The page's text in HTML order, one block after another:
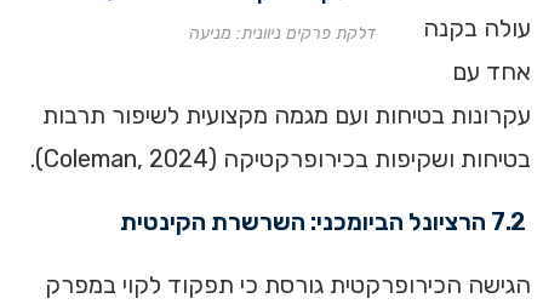
דלקת פרקים ניוונית: מניעה
עולה בקנה
אחד עם
עקרונות בטיחות ועם מגמה מקצועית לשיפור תרבות
בטיחות ושקיפות בכירופרקטיקה (Coleman, 2024).
הגישה הכירופרקטית גורסת כי תפקוד לקוי במפרק